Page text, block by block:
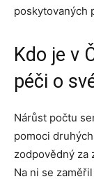
poskytovaných
Kdo je v
péči o
Nárůst počtu
pomoci
zodpovědný za
Na ni se